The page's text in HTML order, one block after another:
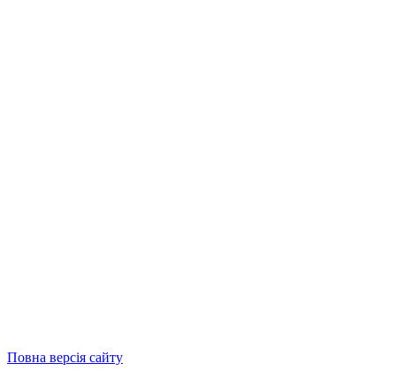
Повна версія сайту